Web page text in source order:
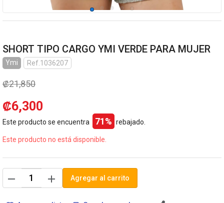
SHORT TIPO CARGO YMI VERDE PARA MUJER
Ymi Ref.1036207
₡21,850
₡6,300
Este producto se encuentra 71% rebajado.
Este producto no está disponible.
remove add Agregar al carrito